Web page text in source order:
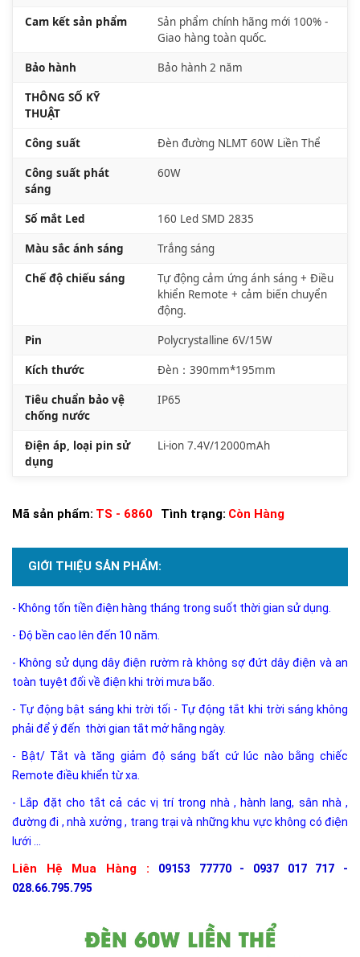
Cam kết sản phẩm
Sản phẩm chính hãng mới 100% -
Giao hàng toàn quốc.
Bảo hành Bảo hành 2 năm
THÔNG SỐ KỸ
THUẬT
Công suất Đèn đường NLMT 60W Liền Thể
Công suất phát
sáng
60W
Số mắt Led 160 Led SMD 2835
Màu sắc ánh sáng Trắng sáng
Chế độ chiếu sáng
Tự động cảm ứng ánh sáng + Điều
khiển Remote + cảm biến chuyển
động.
Pin Polycrystalline 6V/15W
Kích thước Đèn：390mm*195mm
Tiêu chuẩn bảo vệ
chống nước
IP65
Điện áp, loại pin sử
dụng
Li-ion 7.4V/12000mAh
Mã sản phẩm: TS - 6860 Tình trạng: Còn Hàng
GIỚI THIỆU SẢN PHẨM:
- Không tốn tiền điện hàng tháng trong suốt thời gian sử dụng.
- Độ bền cao lên đến 10 năm.
- Không sử dụng dây điện rườm rà không sợ đứt dây điện và an
toàn tuyệt đối về điện khi trời mưa bão.
- Tự động bật sáng khi trời tối - Tự động tắt khi trời sáng không
phải để ý đến thời gian tắt mở hằng ngày.
- Bật/ Tắt và tăng giảm độ sáng bất cứ lúc nào bằng chiếc
Remote điều khiển từ xa.
- Lắp đặt cho tắt cả các vị trí trong nhà , hành lang, sân nhà ,
đường đi , nhà xưởng , trang trại và những khu vực không có điện
lưới ...
Liên Hệ Mua Hàng :
09153 77770 - 0937 017 717 -
028.66.795.795